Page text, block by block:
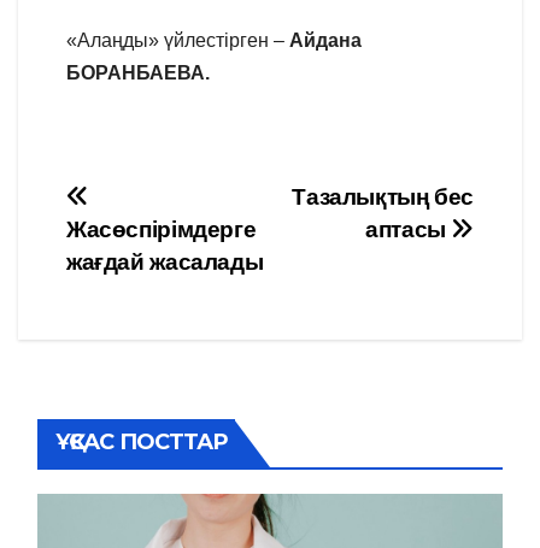
«Алаңды» үйлестірген – Айдана
БОРАНБАЕВА.
Навигация
по
Тазалықтың бес
аптасы
Жасөспірімдерге
жағдай жасалады
ҰҚСАС ПОСТТАР